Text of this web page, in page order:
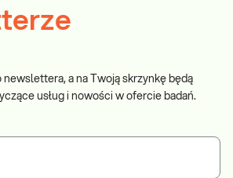
newslettera, a na Twoją skrzynkę będą
usług i nowości w ofercie badań.